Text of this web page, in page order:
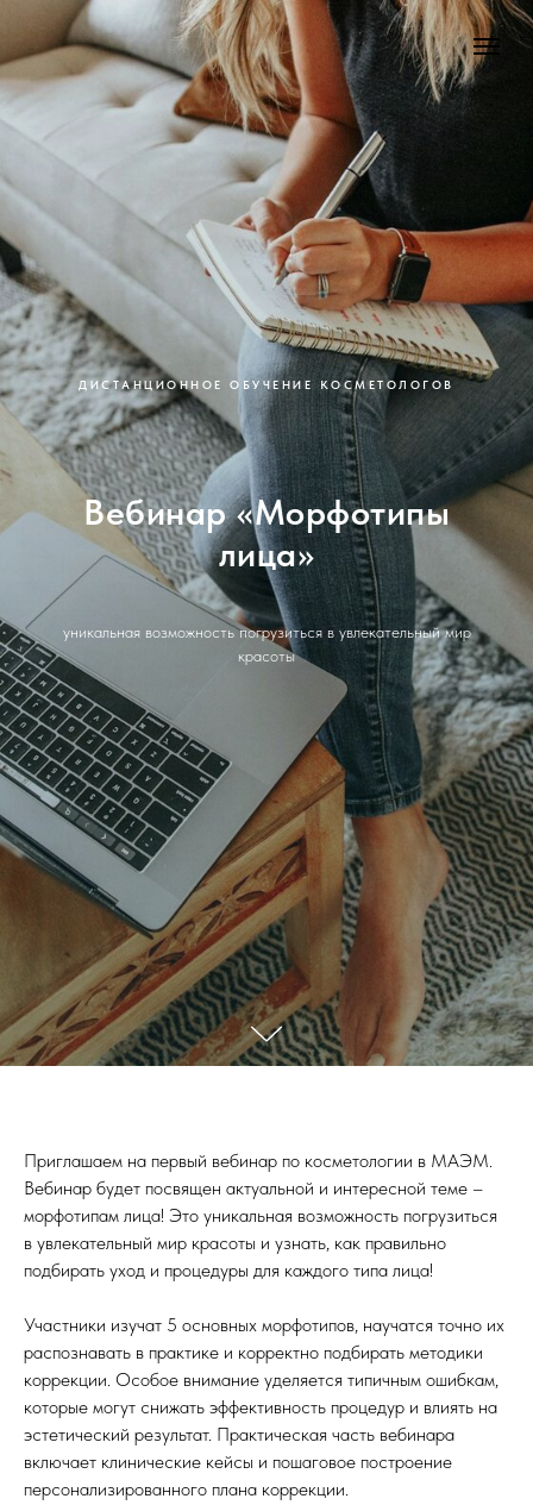
ДИСТАНЦИОННОЕ ОБУЧЕНИЕ КОСМЕТОЛОГОВ
Вебинар «Морфотипы
лица»
уникальная возможность погрузиться в увлекательный мир
красоты
Приглашаем на первый вебинар по косметологии в МАЭМ.
Вебинар будет посвящен актуальной и интересной теме –
морфотипам лица! Это уникальная возможность погрузиться
в увлекательный мир красоты и узнать, как правильно
подбирать уход и процедуры для каждого типа лица!
Участники изучат 5 основных морфотипов, научатся точно их
распознавать в практике и корректно подбирать методики
коррекции. Особое внимание уделяется типичным ошибкам,
которые могут снижать эффективность процедур и влиять на
эстетический результат. Практическая часть вебинара
включает клинические кейсы и пошаговое построение
персонализированного плана коррекции.